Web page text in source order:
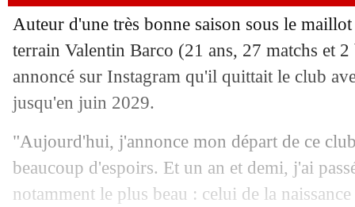
Auteur d'une très bonne saison sous le
terrain Valentin Barco (21 ans, 27 matchs et
annoncé sur Instagram qu'il quittait le club
jusqu'en juin 2029.
"Aujourd'hui, j'annonce mon départ de ce
beaucoup d'espoirs. Et un an et demi, j'ai
notamment le plus beau : celui de la
19/05 Auxerre: Danois et Sinayoko, le
19/05 Monaco : renégociations pour Faes
19/05 Séville: le directeur sportif s'en va
19/05 Nice: des joueurs favorables au huis
19/05 Ecosse : la liste pour la Coupe du